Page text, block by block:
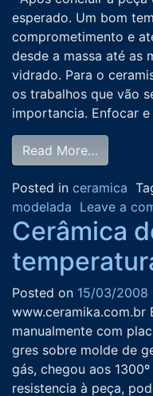
esperado. Um bom
comprometimento e
desde a massa até as
vidrado. Para o
os trabalhos que vão
importancia. Enfocar
Read More…
Posted in ceramica
modelada Leave a
Cerâmica
Posted on 15/03/2008
www.ceramika.com.br
manualmente com
gres sobre molde de
gás, chegou aos
resistencia à peça,